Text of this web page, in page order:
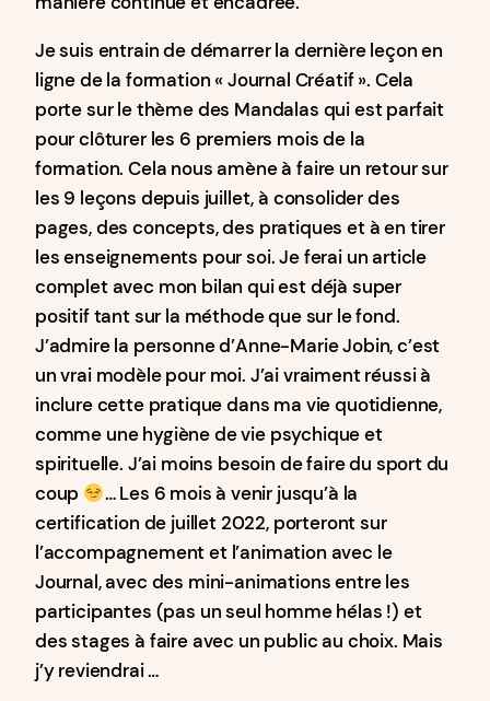
Je suis entrain de démarrer la dernière leçon en
ligne de la formation « Journal Créatif ». Cela
porte sur le thème des Mandalas qui est parfait
pour clôturer les 6 premiers mois de la
formation. Cela nous amène à faire un retour sur
les 9 leçons depuis juillet, à consolider des
pages, des concepts, des pratiques et à en tirer
les enseignements pour soi. Je ferai un article
complet avec mon bilan qui est déjà super
positif tant sur la méthode que sur le fond.
J’admire la personne d’Anne-Marie Jobin, c’est
un vrai modèle pour moi. J’ai vraiment réussi à
inclure cette pratique dans ma vie quotidienne,
comme une hygiène de vie psychique et
spirituelle. J’ai moins besoin de faire du sport du
coup
… Les 6 mois à venir jusqu’à la
certification de juillet 2022, porteront sur
l’accompagnement et l’animation avec le
Journal, avec des mini-animations entre les
participantes (pas un seul homme hélas !) et
des stages à faire avec un public au choix. Mais
j’y reviendrai …